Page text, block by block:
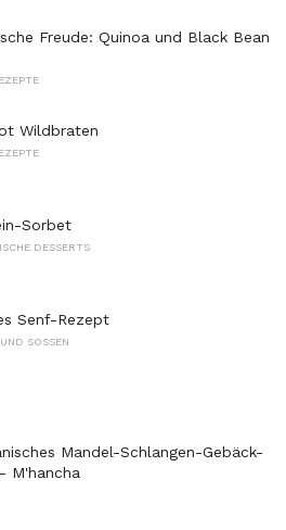
Freude: Quinoa und Black Bean
Wildbraten
Sorbet
DESSERTS
Senf-Rezept
SOSSEN
Mandel-Schlangen-Gebäck-
M'hancha